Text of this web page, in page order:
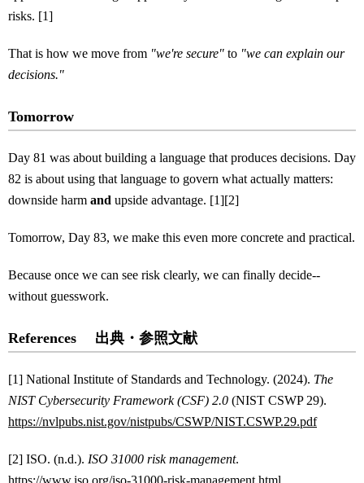
risks. [1]
That is how we move from "we're secure" to "we can explain our
decisions."
Tomorrow
Day 81 was about building a language that produces decisions. Day
82 is about using that language to govern what actually matters:
downside harm and upside advantage. [1][2]
Tomorrow, Day 83, we make this even more concrete and practical.
Because once we can see risk clearly, we can finally decide--
without guesswork.
References 出典・参照文献
[1] National Institute of Standards and Technology. (2024). The
NIST Cybersecurity Framework (CSF) 2.0 (NIST CSWP 29).
https://nvlpubs.nist.gov/nistpubs/CSWP/NIST.CSWP.29.pdf
[2] ISO. (n.d.). ISO 31000 risk management.
https://www.iso.org/iso-31000-risk-management.html